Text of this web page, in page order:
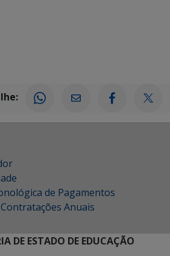
de Pagamentos
Anuais
DE ESTADO DE EDUCAÇÃO